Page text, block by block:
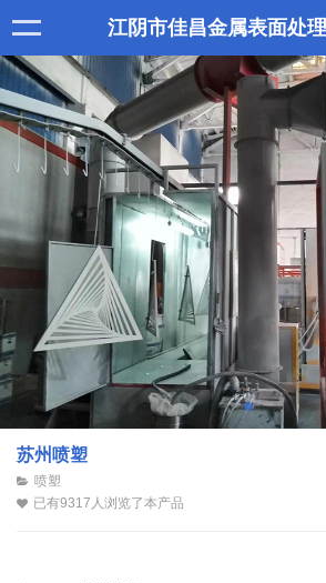
江阴市佳昌金属表面处
苏州喷塑
喷塑
已有9317人浏览了本产品